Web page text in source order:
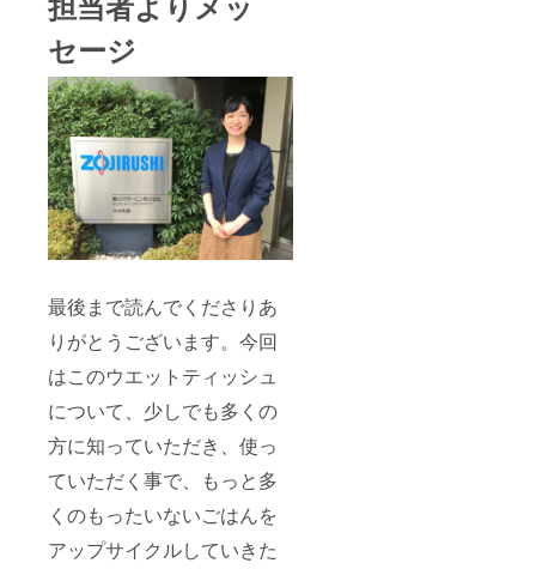
セージ
最後まで読んでくださりあ
りがとうございます。今回
はこのウエットティッシュ
について、少しでも多くの
方に知っていただき、使っ
ていただく事で、もっと多
くのもったいないごはんを
アップサイクルしていきた